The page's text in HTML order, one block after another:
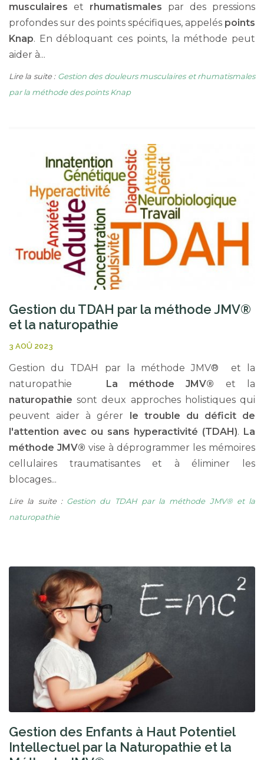
musculaires et rhumatismales par des pressions
profondes sur des points spécifiques, appelés points
Knap. En débloquant ces points, la méthode peut
aider à...
Lire la suite : Gestion des douleurs musculaires et rhumatismales
par la méthode des points Knap
Gestion du TDAH par la méthode JMV®
et la naturopathie
3 AOÛ 2023
Gestion du TDAH par la méthode JMV® et la
naturopathie La méthode JMV® et la
naturopathie sont deux approches holistiques qui
peuvent aider à gérer le trouble du déficit de
l'attention avec ou sans hyperactivité (TDAH). La
méthode JMV® vise à déprogrammer les mémoires
cellulaires traumatisantes et à éliminer les
blocages...
Lire la suite : Gestion du TDAH par la méthode JMV® et la
naturopathie
Gestion des Enfants à Haut Potentiel
Intellectuel par la Naturopathie et la